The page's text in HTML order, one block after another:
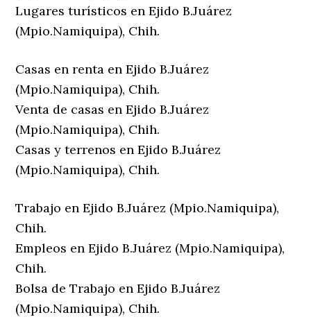
Lugares turísticos en Ejido B.Juárez
(Mpio.Namiquipa), Chih.
Casas en renta en Ejido B.Juárez
(Mpio.Namiquipa), Chih.
Venta de casas en Ejido B.Juárez
(Mpio.Namiquipa), Chih.
Casas y terrenos en Ejido B.Juárez
(Mpio.Namiquipa), Chih.
Trabajo en Ejido B.Juárez (Mpio.Namiquipa),
Chih.
Empleos en Ejido B.Juárez (Mpio.Namiquipa),
Chih.
Bolsa de Trabajo en Ejido B.Juárez
(Mpio.Namiquipa), Chih.